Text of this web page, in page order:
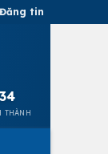
Đăng tin
34
THÀNH